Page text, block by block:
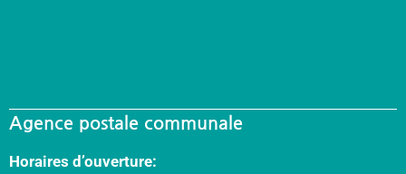
Agence postale communale
Horaires d’ouverture: